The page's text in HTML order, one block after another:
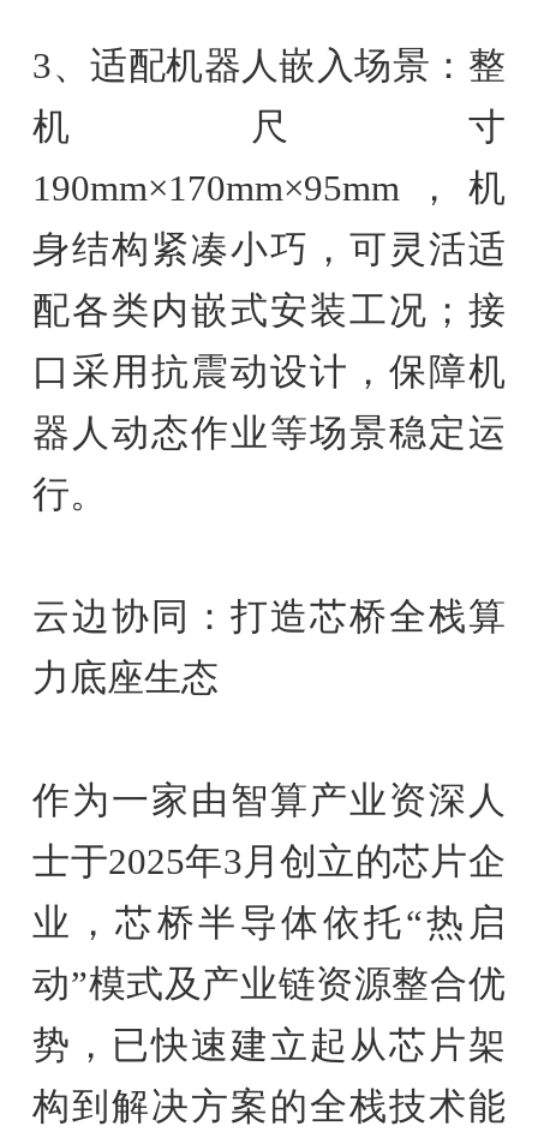
3、适配机器人嵌入场景：整
机尺寸
190mm×170mm×95mm，机
身结构紧凑小巧，可灵活适
配各类内嵌式安装工况；接
口采用抗震动设计，保障机
器人动态作业等场景稳定运
行。
云边协同：打造芯桥全栈算
力底座生态
作为一家由智算产业资深人
士于2025年3月创立的芯片企
业，芯桥半导体依托“热启
动”模式及产业链资源整合优
势，已快速建立起从芯片架
构到解决方案的全栈技术能